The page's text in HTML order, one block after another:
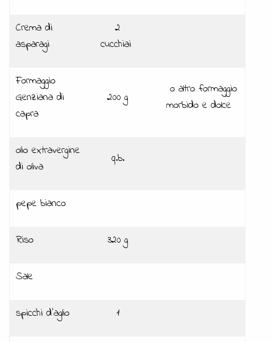
Crema di
asparagi
2
cucchiai
Formaggio
Genziana di
capra
200 g
o altro formaggio
morbido e dolce
olio extravergine
di oliva
q.b.
pepe bianco
Riso 320 g
Sale
spicchi d'aglio 1